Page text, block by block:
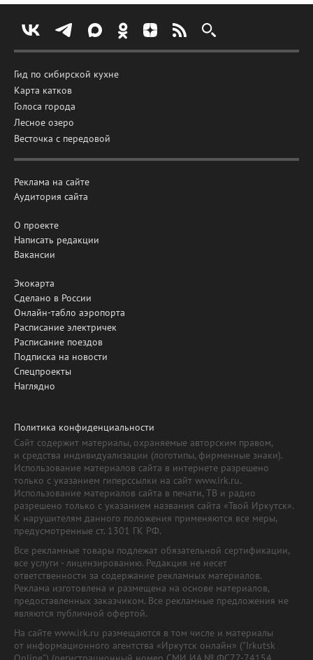
Гид по сибирской кухне
Карта катков
Голоса города
Лесное озеро
Весточка с передовой
Реклама на сайте
Аудитория сайта
О проекте
Написать редакции
Вакансии
Экокарта
Сделано в России
Онлайн-табло аэропорта
Расписание электричек
Расписание поездов
Подписка на новости
Спецпроекты
Наглядно
Политика конфиденциальности
Сайт содержит материалы, охраняемые авторским правом,
и средства индивидуализации (логотипы, фирменные знаки).
Использование материалов сайта в интернете разрешено
только с указанием гиперссылки на сайт www.irk.ru.
Использование материалов сайта в печати, ТВ и радио
разрешено только с указанием названия сайта «Твой Иркутск».
К нарушителям данного положения применяются все меры,
предусмотренные ст. 1301 ГК РФ.
Все рекламные товары подлежат обязательной сертификации,
все услуги - лицензированию. Редакция не несет
ответственности за содержание рекламных материалов.
Реклама изготовлена и размещена на основе материалов,
предоставленных заказчиком. Все рекламные предложения не
являются публичной офертой.
На сайте www.irk.ru размещаются в том числе и материалы
от информационного агентства «Иркутск онлайн» ("Irkutsk